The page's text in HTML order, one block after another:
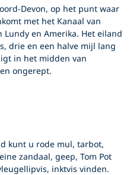
Devon, op het punt waar
met het Kanaal van
en Amerika. Het eiland
drie en een halve mijl lang
in het midden van
ongerept.
kunt u rode mul, tarbot,
zandaal, geep, Tom Pot
inktvis vinden.